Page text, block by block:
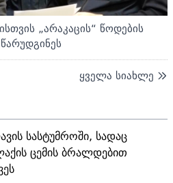
„არაკაცის“ წოდების
ყველა სიახლე
სასტუმროში, სადაც
ცემის ბრალდებით